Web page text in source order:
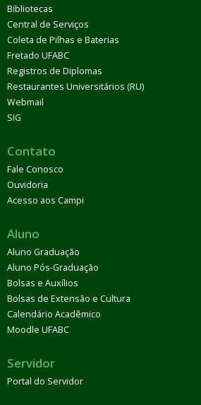
Bibliotecas
Central de Serviços
Coleta de Pilhas e Baterias
Fretado UFABC
Registros de Diplomas
Restaurantes Universitários (RU)
Webmail
SIG
Contato
Fale Conosco
Ouvidoria
Acesso aos Campi
Aluno
Aluno Graduação
Aluno Pós-Graduação
Bolsas e Auxílios
Bolsas de Extensão e Cultura
Calendário Acadêmico
Moodle UFABC
Servidor
Portal do Servidor